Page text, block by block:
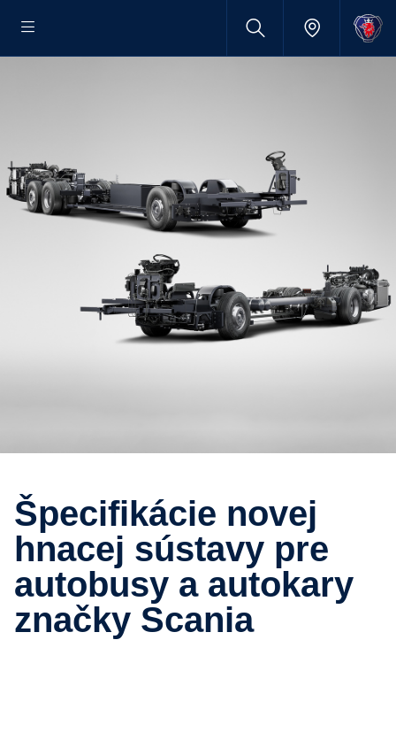
Špecifikácie novej
hnacej sústavy pre
autobusy a autokary
značky Scania